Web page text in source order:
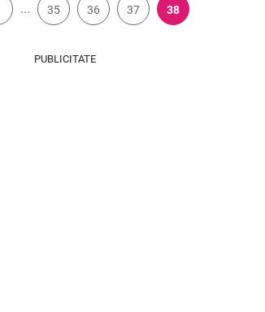
... 35 36 37 38
PUBLICITATE